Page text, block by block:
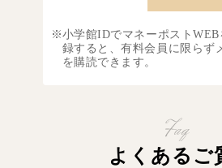
小学館IDでマネーポスト
録すると、有料会員に限らず
を購読できます。
よくあるご